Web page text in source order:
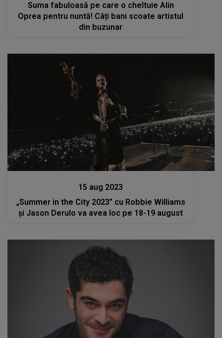
Suma fabuloasă pe care o cheltuie Alin
Oprea pentru nuntă! Câți bani scoate artistul
din buzunar
Stiri
15 aug 2023
„Summer in the City 2023” cu Robbie Williams
și Jason Derulo va avea loc pe 18-19 august